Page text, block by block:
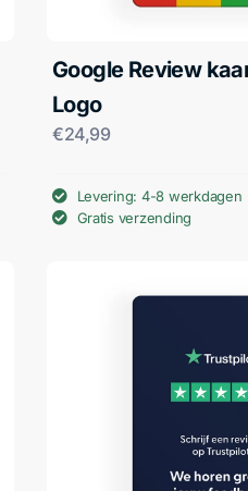
Google Review
Logo
€24,99
Levering: 4-8 werkdagen
Gratis verzending